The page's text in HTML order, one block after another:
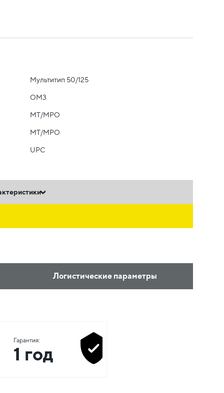
Мультитип 50/125
OM3
MT/MPO
MT/MPO
UPC
Логистические параметры
Гарантия:
1 год